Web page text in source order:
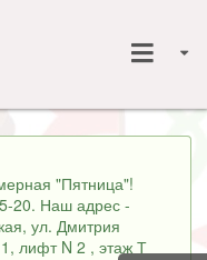
"Пятница"!
20. Наш адрес -
ул. Дмитрия
лифт N 2 , этаж Т